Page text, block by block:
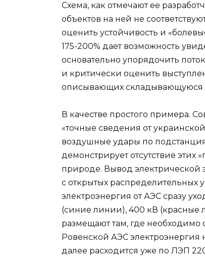
Схема, как отмечают ее
объектов на ней не
оценить устойчивость и
175-200% дает возможность
основательно упорядочить
и критически оценить
описывающих складывающуюся
В качестве простого примера.
«точные сведения от
воздушные удары по
демонстрирует отсутствие этих
природе. Вывод электрической
с открытых распределительных
электроэнергия от АЭС сразу
(синие линии), 400 кВ
размещают там, где
Ровенской АЭС
далее расходится уже по ЛЭП